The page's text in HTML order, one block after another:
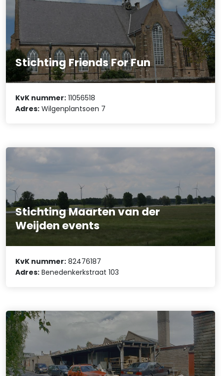
Stichting Friends For Fun
KvK nummer: 11056518
Adres: Wilgenplantsoen 7
Stichting Maarten van der
Weijden events
KvK nummer: 82476187
Adres: Benedenkerkstraat 103